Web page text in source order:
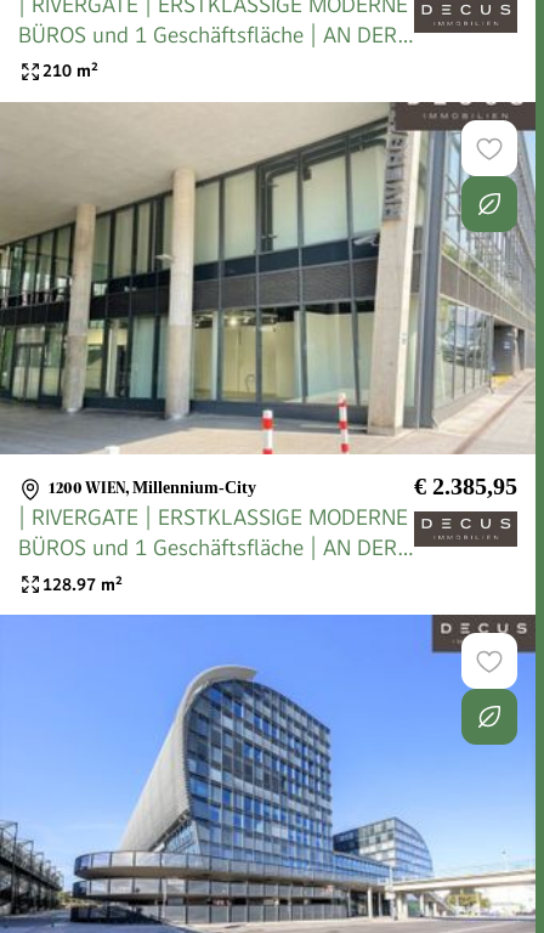
BÜROS und 1 Geschäftsfläche | AN DER
U-BAHN
210 m²
1200 WIEN, Millennium-City € 2.385,95
| RIVERGATE | ERSTKLASSIGE MODERNE
BÜROS und 1 Geschäftsfläche | AN DER
U-BAHN
128.97 m²